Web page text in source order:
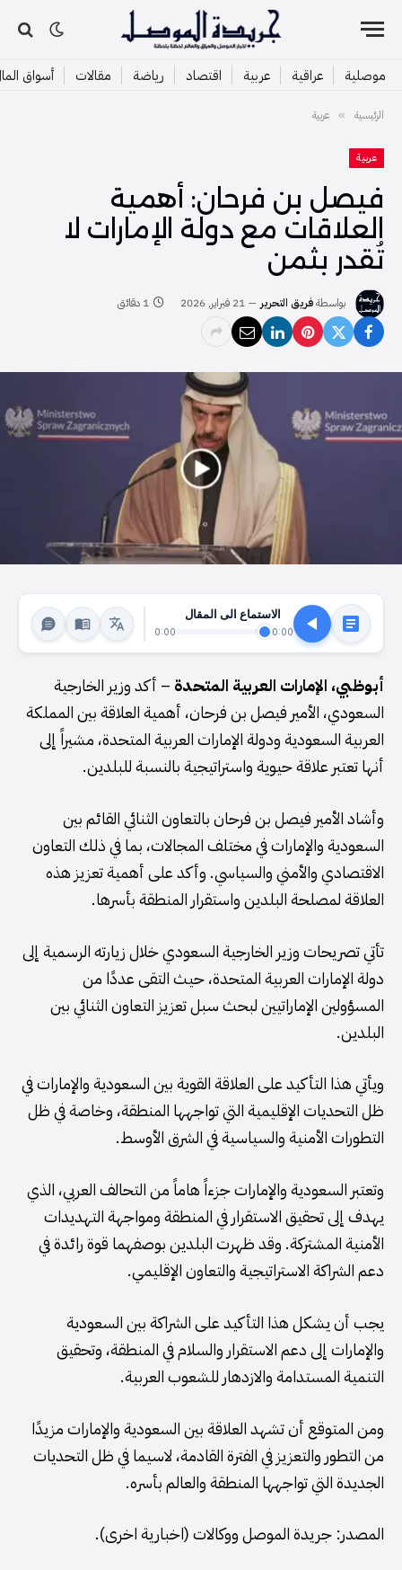
موصلية عراقية عربية اقتصاد رياضة مقالات أسواق
الرئيسية » عربية
عربية
فيصل بن فرحان: أهمية
العلاقات مع دولة الإمارات لا
تُقدر بثمن
بواسطةفريق التحرير 21 فبراير, 2026 1 دقائق
الاستماع الى المقال
0:00
0:00
أبوظبي، الإمارات العربية المتحدة – أكد وزير الخارجية
السعودي، الأمير فيصل بن فرحان، أهمية العلاقة بين المملكة
العربية السعودية ودولة الإمارات العربية المتحدة، مشيراً إلى
أنها تعتبر علاقة حيوية واستراتيجية بالنسبة للبلدين.
وأشاد الأمير فيصل بن فرحان بالتعاون الثنائي القائم بين
السعودية والإمارات في مختلف المجالات، بما في ذلك التعاون
الاقتصادي والأمني والسياسي. وأكد على أهمية تعزيز هذه
العلاقة لمصلحة البلدين واستقرار المنطقة بأسرها.
تأتي تصريحات وزير الخارجية السعودي خلال زيارته الرسمية إلى
دولة الإمارات العربية المتحدة، حيث التقى عددًا من
المسؤولين الإماراتيين لبحث سبل تعزيز التعاون الثنائي بين
البلدين.
ويأتي هذا التأكيد على العلاقة القوية بين السعودية والإمارات في
ظل التحديات الإقليمية التي تواجهها المنطقة، وخاصة في ظل
التطورات الأمنية والسياسية في الشرق الأوسط.
وتعتبر السعودية والإمارات جزءاً هاماً من التحالف العربي، الذي
يهدف إلى تحقيق الاستقرار في المنطقة ومواجهة التهديدات
الأمنية المشتركة. وقد ظهرت البلدين بوصفهما قوة رائدة في
دعم الشراكة الاستراتيجية والتعاون الإقليمي.
يجب أن يشكل هذا التأكيد على الشراكة بين السعودية
والإمارات إلى دعم الاستقرار والسلام في المنطقة، وتحقيق
التنمية المستدامة والازدهار للشعوب العربية.
ومن المتوقع أن تشهد العلاقة بين السعودية والإمارات مزيدًا
من التطور والتعزيز في الفترة القادمة، لاسيما في ظل التحديات
الجديدة التي تواجهها المنطقة والعالم بأسره.
المصدر: جريدة الموصل ووكالات (اخبارية اخرى).